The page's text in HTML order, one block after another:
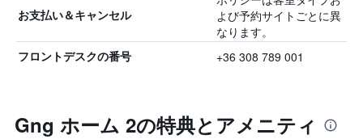
お支払い＆キャンセル
よび予約サイトごとに異
なります。
フロントデスクの番号 +36 308 789 001
Gng ホーム 2の特典とアメニティ